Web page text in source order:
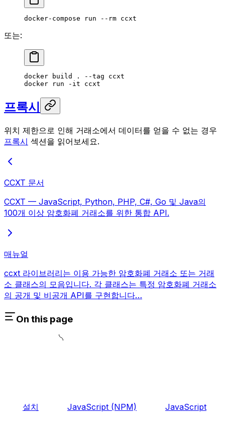
docker-compose run --rm ccxt
또는:
docker build . --tag ccxt
docker run -it ccxt
프록시
위치 제한으로 인해 거래소에서 데이터를 얻을 수 없는 경우
프록시 섹션을 읽어보세요.
CCXT 문서
CCXT — JavaScript, Python, PHP, C#, Go 및 Java의
100개 이상 암호화폐 거래소를 위한 통합 API.
매뉴얼
ccxt 라이브러리는 이용 가능한 암호화폐 거래소 또는 거래
소 클래스의 모음입니다. 각 클래스는 특정 암호화폐 거래소
의 공개 및 비공개 API를 구현합니다…
On this page
설치 JavaScript (NPM) JavaScript